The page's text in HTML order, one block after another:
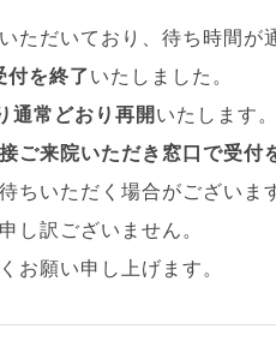
ただいており、待ち時間
付を終了いたしました。
通常どおり再開 いたします。
ご来院いただき窓口で受付
ちいただく場合がございま
し訳ございません。
お願い申し上げます。